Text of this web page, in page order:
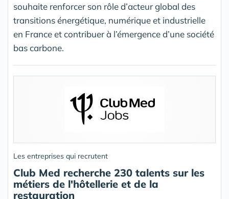
souhaite renforcer son rôle d’acteur global des
transitions énergétique, numérique et industrielle
en France et contribuer à l’émergence d’une société
bas carbone.
Les entreprises qui recrutent
Club Med recherche 230 talents sur les
métiers de l'hôtellerie et de la
restauration